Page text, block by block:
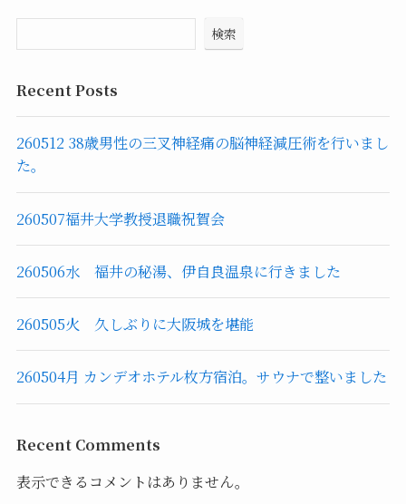
検索
Recent Posts
260512 38歳男性の三叉神経痛の脳神経減圧術を行いまし
た。
260507福井大学教授退職祝賀会
260506水 福井の秘湯、伊自良温泉に行きました
260505火 久しぶりに大阪城を堪能
260504月 カンデオホテル枚方宿泊。サウナで整いました
Recent Comments
表示できるコメントはありません。